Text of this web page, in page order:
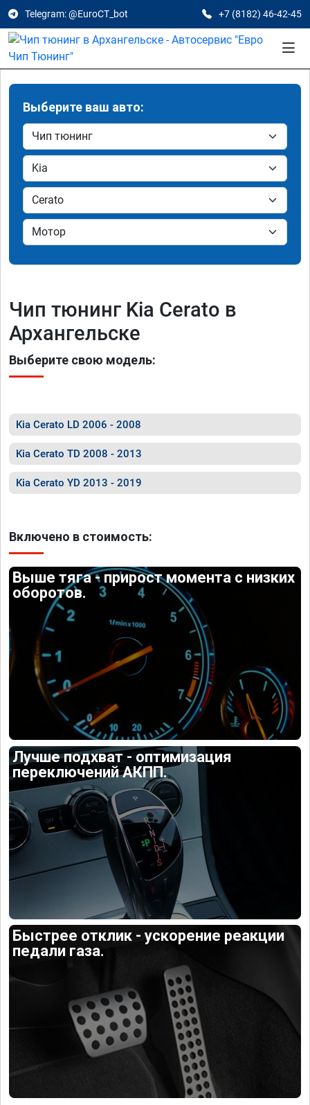
Telegram: @EuroCT_bot +7 (8182) 46-42-45
Выберите ваш авто:
Чип тюнинг Kia Cerato в
Архангельске
Выберите свою модель:
Kia Cerato LD 2006 - 2008
Kia Cerato TD 2008 - 2013
Kia Cerato YD 2013 - 2019
Включено в стоимость:
Выше тяга - прирост момента с низких
оборотов.
Лучше подхват - оптимизация
переключений АКПП.
Быстрее отклик - ускорение реакции
педали газа.